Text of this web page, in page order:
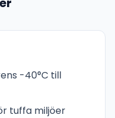
-40°C till
tuffa miljöer